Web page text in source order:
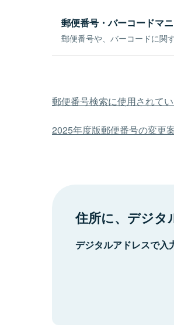
郵便番号・バーコードマ
郵便番号や、バーコードに関
郵便番号検索に使用されて
2025年度版郵便番号の変更
住所に、デジタ
デジタルアドレスで入